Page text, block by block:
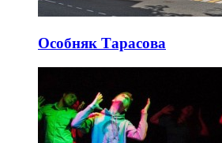
Особняк Тарасова